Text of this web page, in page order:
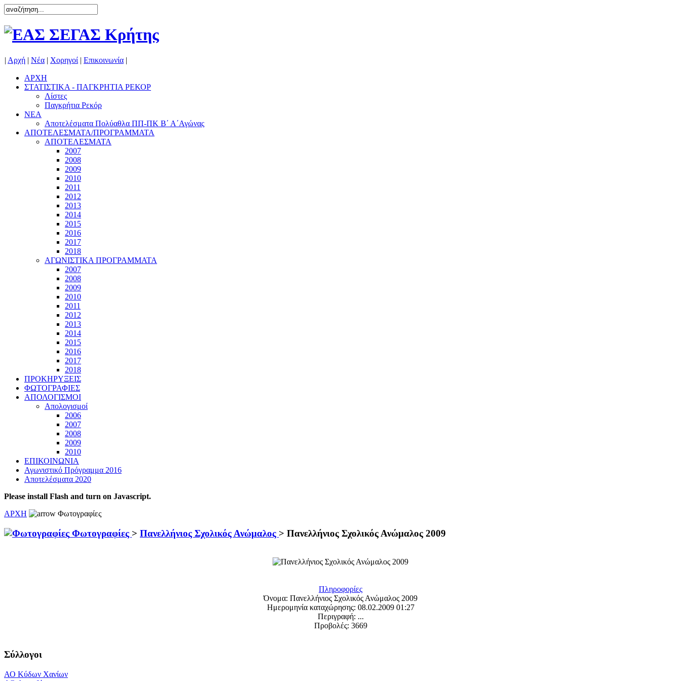
| Αρχή | Νέα | Χορηγοί | Επικοινωνία |
ΑΡΧΗ
ΣΤΑΤΙΣΤΙΚΑ - ΠΑΓΚΡΗΤΙΑ ΡΕΚΟΡ
Λίστες
Παγκρήτια Ρεκόρ
ΝΕΑ
Αποτελέσματα Πολύαθλα ΠΠ-ΠΚ Β΄ Α΄Αγώνας
ΑΠΟΤΕΛΕΣΜΑΤΑ/ΠΡΟΓΡΑΜΜΑΤΑ
ΑΠΟΤΕΛΕΣΜΑΤΑ
2007
2008
2009
2010
2011
2012
2013
2014
2015
2016
2017
2018
ΑΓΩΝΙΣΤΙΚΑ ΠΡΟΓΡΑΜΜΑΤΑ
2007
2008
2009
2010
2011
2012
2013
2014
2015
2016
2017
2018
ΠΡΟΚΗΡΥΞΕΙΣ
ΦΩΤΟΓΡΑΦΙΕΣ
ΑΠΟΛΟΓΙΣΜΟΙ
Απολογισμοί
2006
2007
2008
2009
2010
ΕΠΙΚΟΙΝΩΝΙΑ
Αγωνιστικό Πρόγραμμα 2016
Αποτελέσματα 2020
Please install Flash and turn on Javascript.
ΑΡΧΗ
Φωτογραφίες
Φωτογραφίες > Πανελλήνιος Σχολικός Ανώμαλος > Πανελλήνιος Σχολικός Ανώμαλος 2009
Πληροφορίες
Όνομα: Πανελλήνιος Σχολικός Ανώμαλος 2009
Ημερομηνία καταχώρησης: 08.02.2009 01:27
Περιγραφή: ...
Προβολές: 3669
Σύλλογοι
ΑΟ Κύδων Χανίων